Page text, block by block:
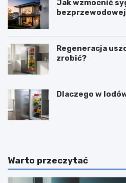
Jak wzmocnić
Regeneracja
zrobić?
Dlaczego w
Warto przeczytać